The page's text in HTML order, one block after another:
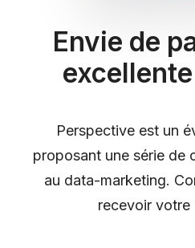
Envie de
Perspective est un
proposant une série de
au data-marketing.
recevoir votre